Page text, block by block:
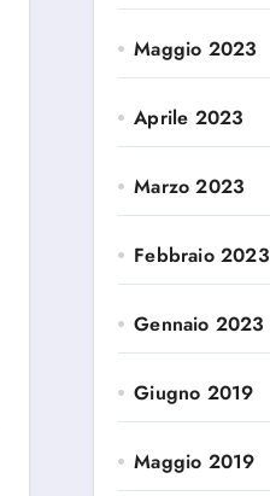
Maggio 2023
Aprile 2023
Marzo 2023
Febbraio 2023
Gennaio 2023
Giugno 2019
Maggio 2019